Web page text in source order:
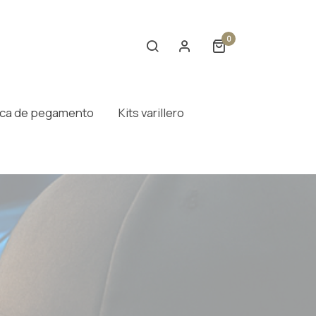
0
de pegamento Kits varillero